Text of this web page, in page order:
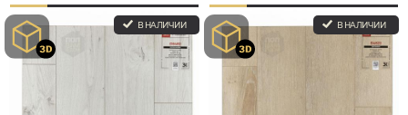
В НАЛИЧИИ В НАЛИЧИИ